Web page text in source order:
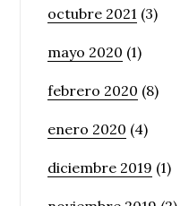
octubre 2021 (3)
mayo 2020 (1)
febrero 2020 (8)
enero 2020 (4)
diciembre 2019 (1)